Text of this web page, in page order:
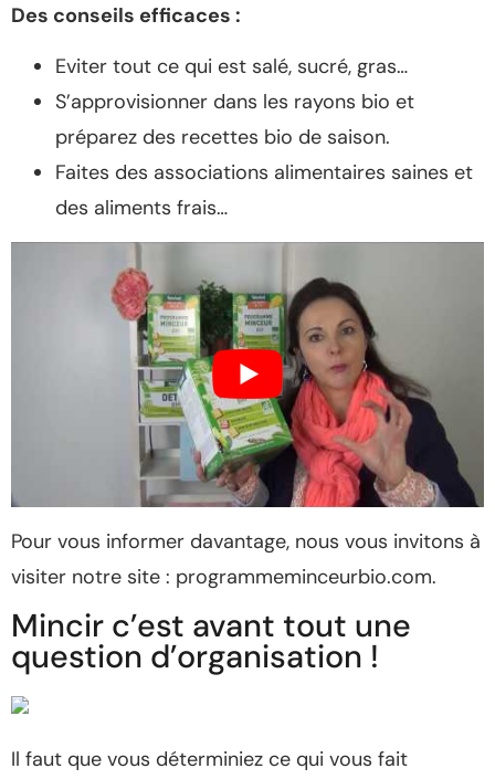
Des conseils efficaces :
Eviter tout ce qui est salé, sucré, gras…
S’approvisionner dans les rayons bio et
préparez des recettes bio de saison.
Faites des associations alimentaires saines et
des aliments frais…
Pour vous informer davantage, nous vous invitons à
visiter notre site : programmeminceurbio.com.
Mincir c’est avant tout une
question d’organisation !
Il faut que vous déterminiez ce qui vous fait